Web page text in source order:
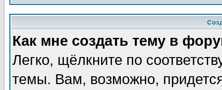
Как мне создать тему в
Легко, щёлкните по
темы. Вам, возможно,